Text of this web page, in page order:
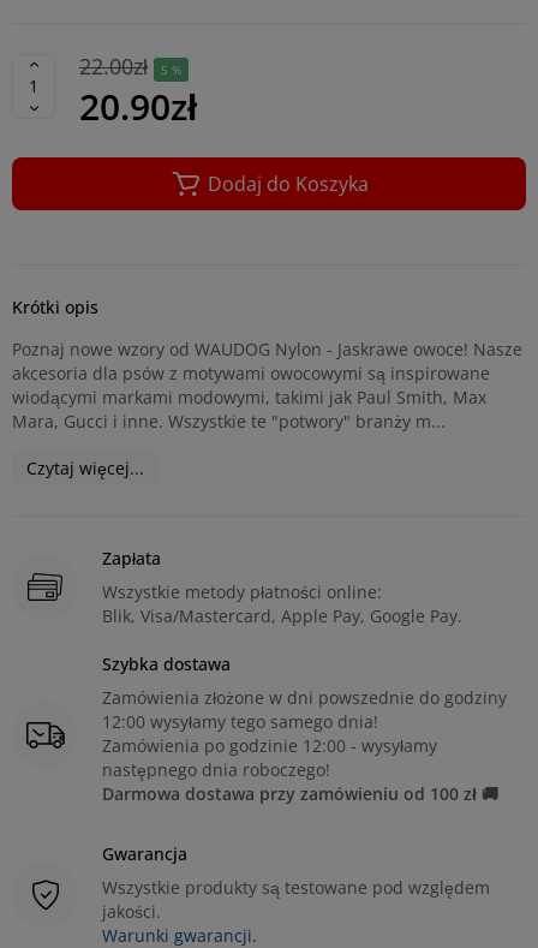
22.00zł 5 %
20.90zł
Dodaj do Koszyka
Krótki opis
Poznaj nowe wzory od WAUDOG Nylon - Jaskrawe owoce! Nasze
akcesoria dla psów z motywami owocowymi są inspirowane
wiodącymi markami modowymi, takimi jak Paul Smith, Max
Mara, Gucci i inne. Wszystkie te "potwory" branży m...
Czytaj więcej...
Zapłata
Wszystkie metody płatności online:
Blik, Visa/Mastercard, Apple Pay, Google Pay.
Szybka dostawa
Zamówienia złożone w dni powszednie do godziny
12:00 wysyłamy tego samego dnia!
Zamówienia po godzinie 12:00 - wysyłamy
następnego dnia roboczego!
Darmowa dostawa przy zamówieniu od 100 zł 🚚
Gwarancja
Wszystkie produkty są testowane pod względem
jakości.
Warunki gwarancji.